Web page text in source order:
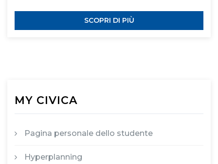
SCOPRI DI PIÙ
MY CIVICA
Pagina personale dello studente
Hyperplanning